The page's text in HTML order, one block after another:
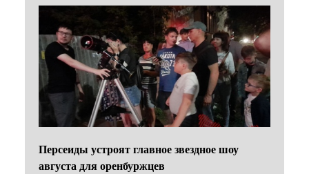
Персеиды устроят главное звездное шоу
августа для оренбуржцев